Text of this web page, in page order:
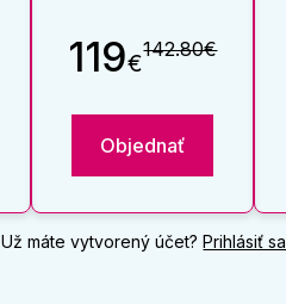
119€142.80€
Objednať
Už máte vytvorený účet?Prihlásiť sa